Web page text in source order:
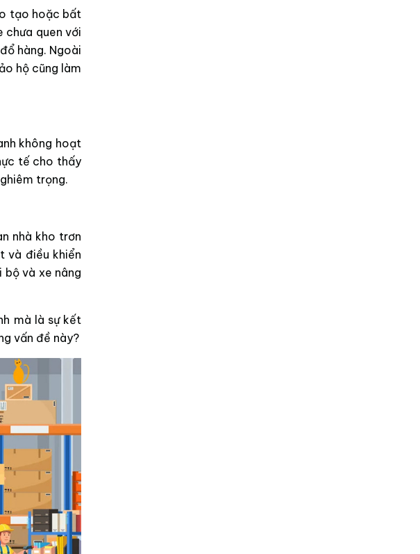
tạo hoặc bất
chưa quen với
hàng. Ngoài
hộ cũng làm
không hoạt
tế cho thấy
trọng.
nhà kho trơn
và điều khiển
và xe nâng
mà là sự kết
vấn đề này?